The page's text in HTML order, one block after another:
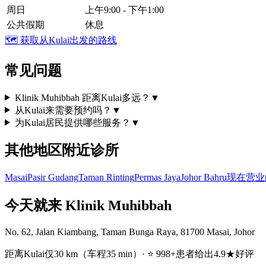
周日
上午9:00 - 下午1:00
公共假期
休息
🗺️ 获取从Kulai出发的路线
常见问题
Klinik Muhibbah 距离Kulai多远？ ▼
从Kulai来需要预约吗？ ▼
为Kulai居民提供哪些服务？ ▼
其他地区附近诊所
MasaiPasir GudangTaman RintingPermas JayaJohor Bahru现在营
今天就来 Klinik Muhibbah
No. 62, Jalan Kiambang, Taman Bunga Raya, 81700 Masai, Johor
距离Kulai仅30 km（车程35 min）· ⭐ 998+患者给出4.9★好评